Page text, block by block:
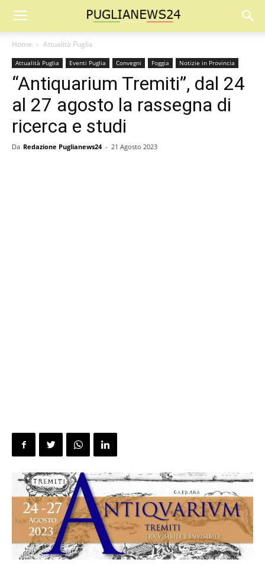
Home Attualità Puglia
Attualità Puglia Eventi Puglia Convegni Foggia Notizie in Provincia
“Antiquarium Tremiti”, dal 24
al 27 agosto la rassegna di
ricerca e studi
Da Redazione Puglianews24 - 21 Agosto 2023